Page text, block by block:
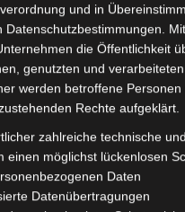
Scooter VSX.
und in
die Öffentlichkeit
genutzten und verarbeiteten
werden betroffene Personen
Rechte aufgeklärt.
zahlreiche technische und
möglichst lückenlosen
Daten
Datenübertragungen